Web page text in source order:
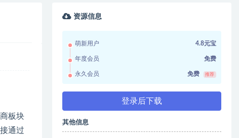
板块
通过
资源信息
萌新用户 4.8元宝
年度会员 免费
永久会员 免费 推荐
登录后下载
其他信息